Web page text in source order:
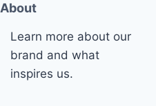
About
Learn more about our
brand and what
inspires us.